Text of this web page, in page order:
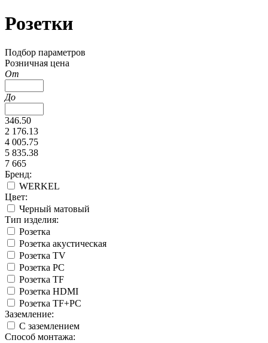
Розетки
Подбор параметров
Розничная цена
От
До
346.50
2 176.13
4 005.75
5 835.38
7 665
Бренд:
WERKEL
Цвет:
Черный матовый
Тип изделия:
Розетка
Розетка акустическая
Розетка TV
Розетка PC
Розетка TF
Розетка HDMI
Розетка TF+PC
Заземление:
С заземлением
Способ монтажа: